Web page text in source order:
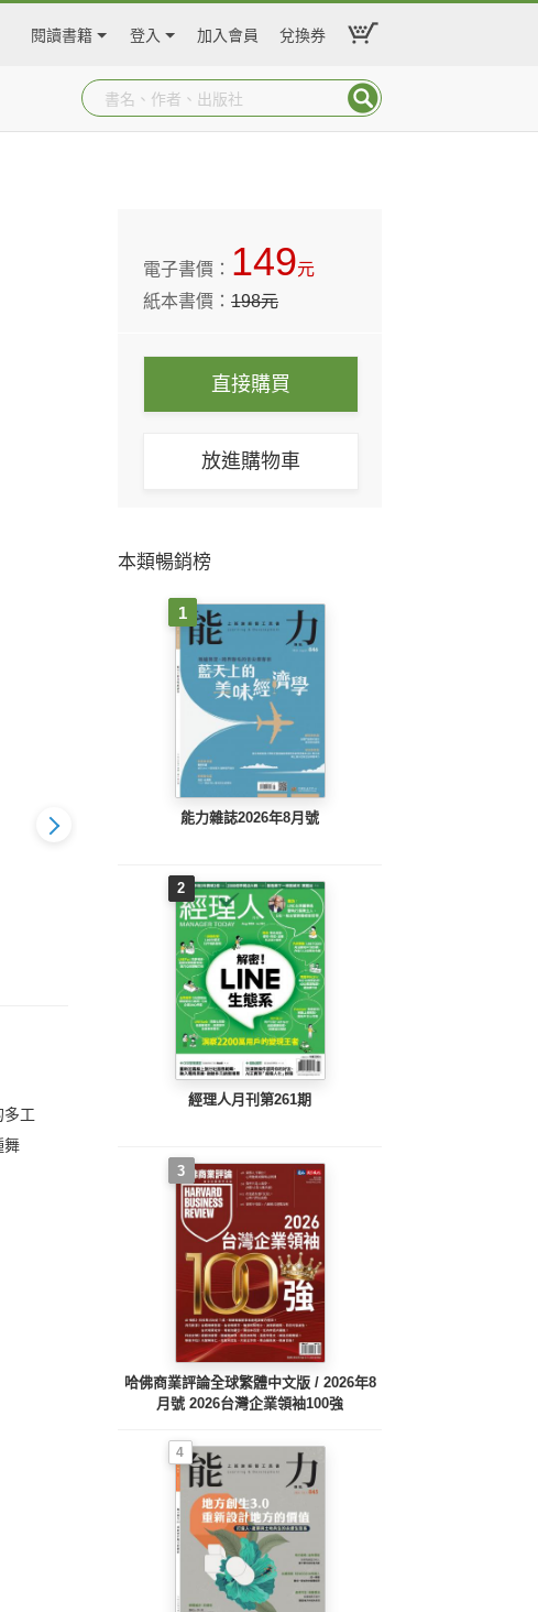
閱讀書籍 登入 加入會員 兌換券
快樂工作人雜
Cheers快樂工作人雜
誌232期
多工
舞
電子書價： 149元
紙本書價：198元
直接購買
放進購物車
本類暢銷榜
1
能力雜誌2026年8月號
2
經理人月刊第261期
3
哈佛商業評論全球繁體中文版 / 2026年8
月號 2026台灣企業領袖100強
4